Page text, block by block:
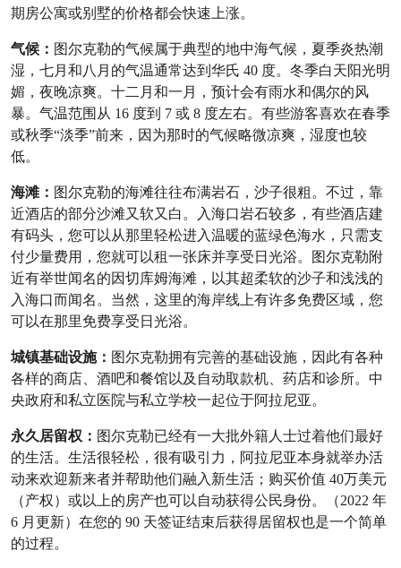
期房公寓或别墅的价格都会快速上涨。
气候： 图尔克勒的气候属于典型的地中海气候，夏季炎热潮
湿，七月和八月的气温通常达到华氏 40 度。冬季白天阳光明
媚，夜晚凉爽。十二月和一月，预计会有雨水和偶尔的风
暴。气温范围从 16 度到 7 或 8 度左右。有些游客喜欢在春季
或秋季“淡季”前来，因为那时的气候略微凉爽，湿度也较
低。
海滩： 图尔克勒的海滩往往布满岩石，沙子很粗。不过，靠
近酒店的部分沙滩又软又白。入海口岩石较多，有些酒店建
有码头，您可以从那里轻松进入温暖的蓝绿色海水，只需支
付少量费用，您就可以租一张床并享受日光浴。图尔克勒附
近有举世闻名的因切库姆海滩，以其超柔软的沙子和浅浅的
入海口而闻名。当然，这里的海岸线上有许多免费区域，您
可以在那里免费享受日光浴。
城镇基础设施： 图尔克勒拥有完善的基础设施，因此有各种
各样的商店、酒吧和餐馆以及自动取款机、药店和诊所。中
央政府和私立医院与私立学校一起位于阿拉尼亚。
永久居留权： 图尔克勒已经有一大批外籍人士过着他们最好
的生活。生活很轻松，很有吸引力，阿拉尼亚本身就举办活
动来欢迎新来者并帮助他们融入新生活；购买价值 40万美元
（产权）或以上的房产也可以自动获得公民身份。（2022 年
6 月更新）在您的 90 天签证结束后获得居留权也是一个简单
的过程。